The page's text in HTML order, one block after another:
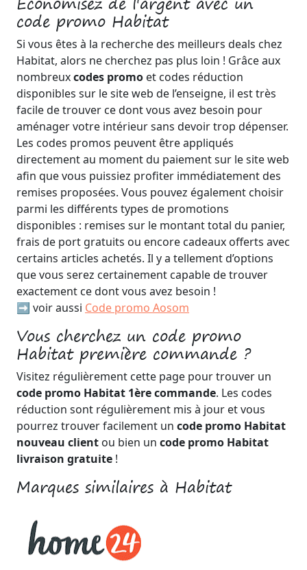
code promo Habitat
Si vous êtes à la recherche des meilleurs deals chez
Habitat, alors ne cherchez pas plus loin ! Grâce aux
nombreuxcodes promo et codes réduction
disponibles sur le site web de l’enseigne, il est très
facile de trouver ce dont vous avez besoin pour
aménager votre intérieur sans devoir trop dépenser.
Les codes promos peuvent être appliqués
directement au moment du paiement sur le site web
afin que vous puissiez profiter immédiatement des
remises proposées. Vous pouvez également choisir
parmi les différents types de promotions
disponibles : remises sur le montant total du panier,
frais de port gratuits ou encore cadeaux offerts avec
certains articles achetés. Il y a tellement d’options
que vous serez certainement capable de trouver
exactement ce dont vous avez besoin !
➡️ voir aussi Code promo Aosom
Vous cherchez un code promo
Habitat première commande ?
Visitez régulièrement cette page pour trouver un
code promo Habitat 1ère commande. Les codes
réduction sont régulièrement mis à jour et vous
pourrez trouver facilement un code promo Habitat
nouveau client ou bien un code promo Habitat
livraison gratuite !
Marques similaires à Habitat